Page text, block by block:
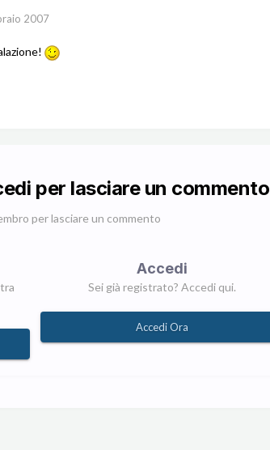
2007
per lasciare un commento
per lasciare un commento
Accedi
Sei già registrato? Accedi qui.
Accedi Ora